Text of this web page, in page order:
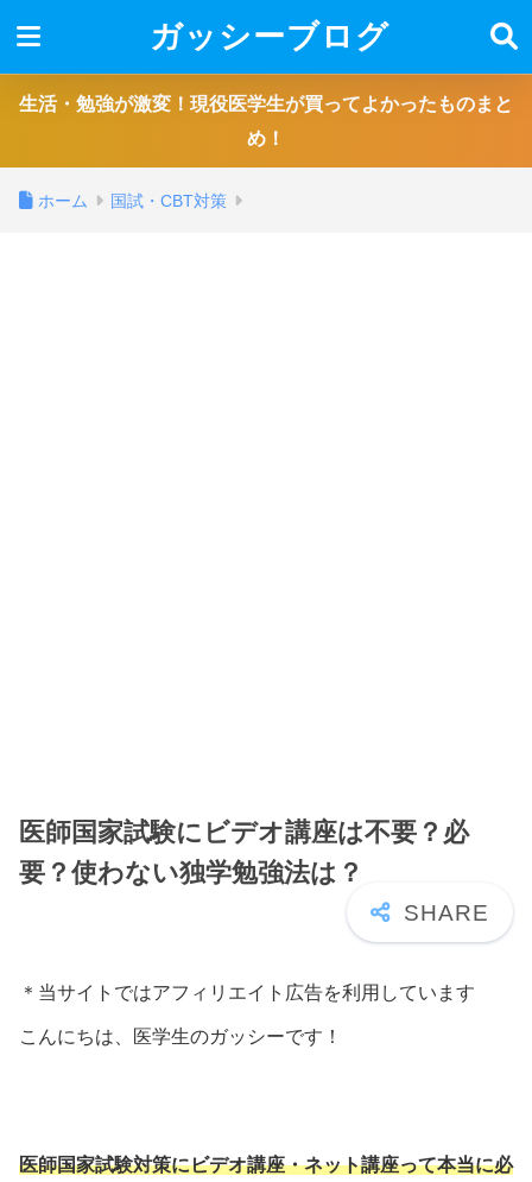
ガッシーブログ
生活・勉強が激変！現役医学生が買ってよかったものまと
め！
ホーム 国試・CBT対策
医師国家試験にビデオ講座は不要？必
要？使わない独学勉強法は？
＊当サイトではアフィリエイト広告を利用しています
こんにちは、医学生のガッシーです！
医師国家試験対策にビデオ講座・ネット講座って本当に必